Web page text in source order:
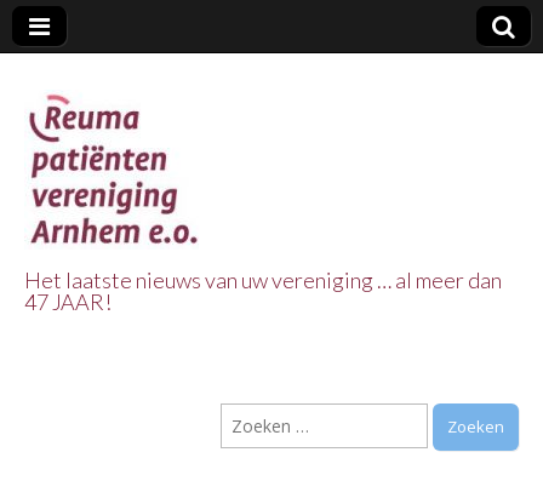
Vereniging
Arnhem e.o.
Het laatste nieuws van uw vereniging … al meer dan
47 JAAR!
Zoeken
naar: